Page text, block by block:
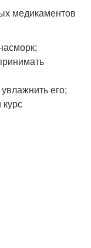
медикаментов
его;